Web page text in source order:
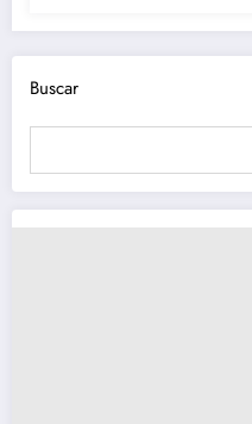
Buscar